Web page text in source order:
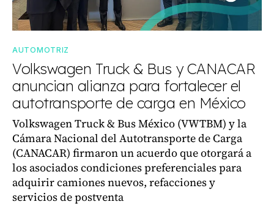
AUTOMOTRIZ
Volkswagen Truck & Bus y CANACAR
anuncian alianza para fortalecer el
autotransporte de carga en México
Volkswagen Truck & Bus México (VWTBM) y la
Cámara Nacional del Autotransporte de Carga
(CANACAR) firmaron un acuerdo que otorgará a
los asociados condiciones preferenciales para
adquirir camiones nuevos, refacciones y
servicios de postventa